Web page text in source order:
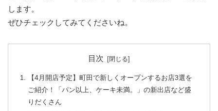
します。
ぜひチェックしてみてくださいね。
目次
【4月開店予定】町田で新しくオープンするお店3選を
ご紹介！「パン以上、ケーキ未満。」の新出店など盛
りだくさん